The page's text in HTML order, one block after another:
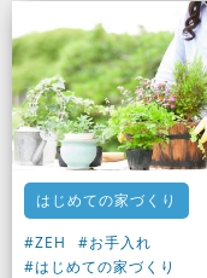
はじめての家づくり
#ZEH
#お手入れ
#はじめての家づくり